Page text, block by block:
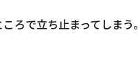
ろで立ち止まってしまう。